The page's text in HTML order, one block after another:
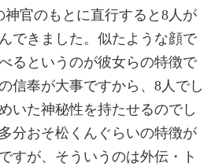
神官のもとに直行すると8人が
できました。似たような顔で
るというのが彼女らの特徴で
信奉が大事ですから、8人でし
いた神秘性を持たせるのでし
分おそ松くんぐらいの特徴が
すが、そういうのは外伝・ト